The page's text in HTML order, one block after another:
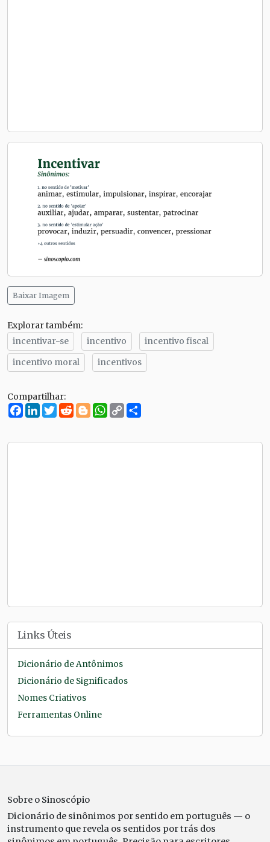
Baixar Imagem
Explorar também:
incentivar-se
incentivo
incentivo fiscal
incentivo moral
incentivos
Compartilhar:
Facebook
LinkedIn
Twitter
RedditBloggerWhatsApp
Copy
Link
Links Úteis
Dicionário de Antônimos
Dicionário de Significados
Nomes Criativos
Ferramentas Online
Sobre o Sinoscópio
Dicionário de sinônimos por sentido em português — o
instrumento que revela os sentidos por trás dos